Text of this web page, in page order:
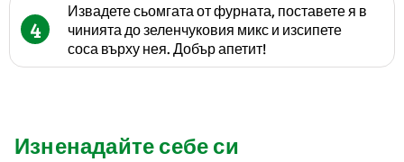
4
Извадете сьомгата от фурната, поставете я в
чинията до зеленчуковия микс и изсипете
соса върху нея. Добър апетит!
Изненадайте себе си